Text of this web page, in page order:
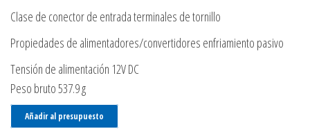
Clase de conector de entrada terminales de tornillo
Propiedades de alimentadores/convertidores enfriamiento pasivo
Tensión de alimentación 12V DC
Peso bruto 537.9 g
Añadir al presupuesto